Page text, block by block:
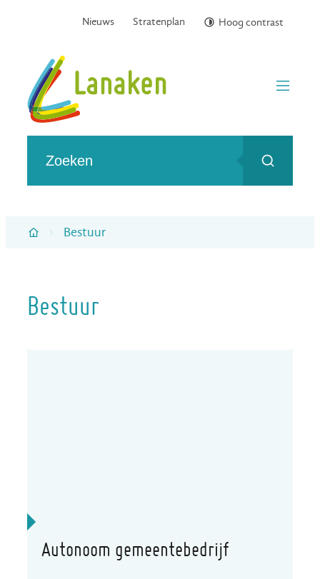
Naar inhoudNieuws Stratenplan Hoog contrast
Gemeente Lanaken
Zoeken
menu
Startpagina
Bestuur
Bestuur
Autonoom gemeentebedrijf